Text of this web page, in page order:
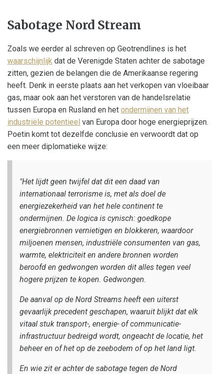
Sabotage Nord Stream
Zoals we eerder al schreven op Geotrendlines is het
waarschijnlijk dat de Verenigde Staten achter de sabotage
zitten, gezien de belangen die de Amerikaanse regering
heeft. Denk in eerste plaats aan het verkopen van vloeibaar
gas, maar ook aan het verstoren van de handelsrelatie
tussen Europa en Rusland en het ondermijnen van het
industriële potentieel van Europa door hoge energieprijzen.
Poetin komt tot dezelfde conclusie en verwoordt dat op
een meer diplomatieke wijze:
"Het lijdt geen twijfel dat dit een daad van
internationaal terrorisme is, met als doel de
energiezekerheid van het hele continent te
ondermijnen. De logica is cynisch: goedkope
energiebronnen vernietigen en blokkeren, waardoor
miljoenen mensen, industriële consumenten van gas,
warmte, elektriciteit en andere bronnen worden
beroofd en gedwongen worden dit alles tegen veel
hogere prijzen te kopen. Gedwongen.
De aanval op de Nord Streams heeft een uiterst
gevaarlijk precedent geschapen, waaruit blijkt dat elk
vitaal stuk transport-, energie- of communicatie-
infrastructuur bedreigd wordt, ongeacht de locatie, het
beheer en of het op de zeebodem of op het land ligt.
En wie zit er achter de sabotage tegen de Nord